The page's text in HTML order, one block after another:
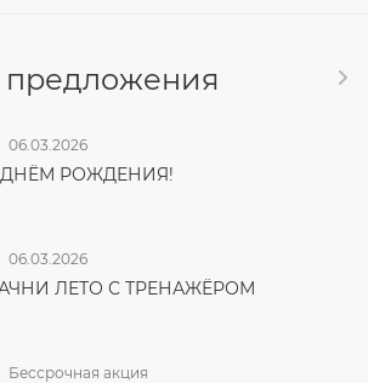
06.03.2026
РОЖДЕНИЯ!
06.03.2026
ЛЕТО С ТРЕНАЖЁРОМ
Бессрочная акция